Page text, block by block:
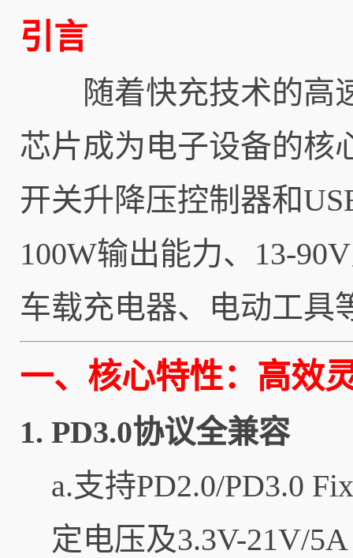
引言
随着快充技术的高速
芯片成为电子设备的核
开关升降压控制器和
100W输出能力、13-
车载充电器、电动工具
一、核心特性：高效
1. PD3.0协议全兼容
a.支持PD2.0/PD3.0
定电压及3.3V-21V/